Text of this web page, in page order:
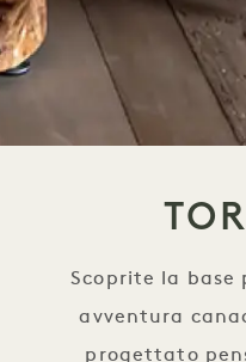
Scoprite la
avventura
progettato